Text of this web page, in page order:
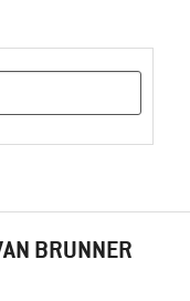
BRUNNER